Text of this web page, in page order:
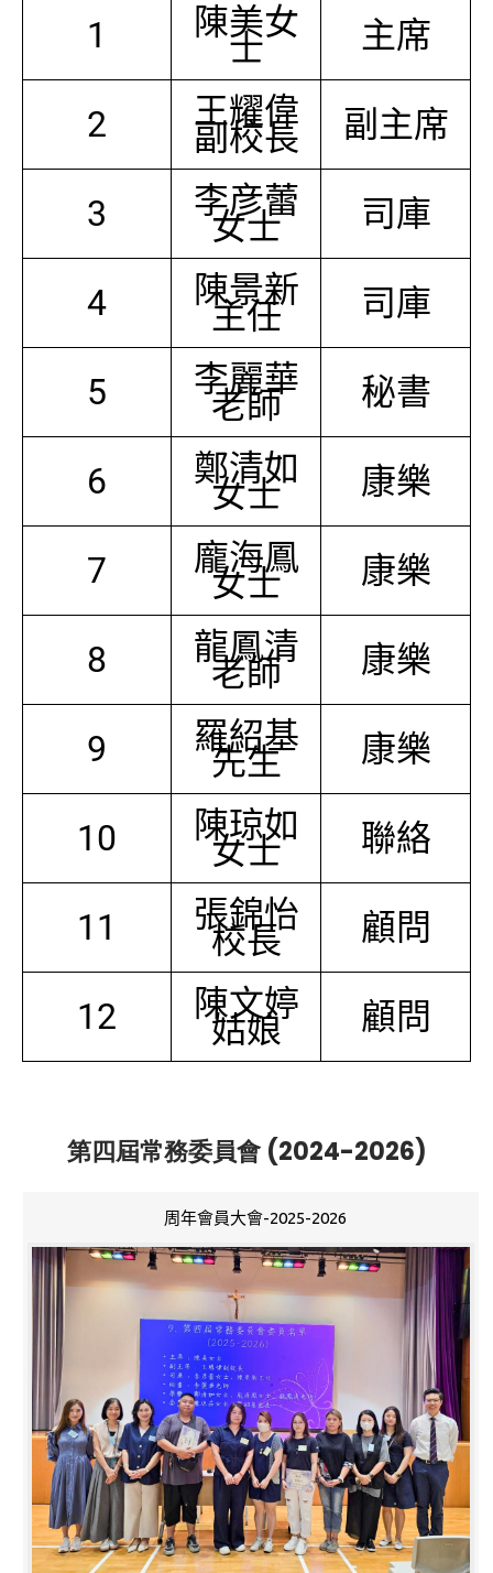
1
陳美女
士 主席
2 王耀偉
副校長 副主席
3 李彦蕾
女士 司庫
4 陳景新
主任 司庫
5 李麗華
老師 秘書
6 鄭清如
女士 康樂
7 龐海鳳
女士 康樂
8 龍鳳清
老師 康樂
9 羅紹基
先生 康樂
10 陳琼如
女士 聯絡
11 張錦怡
校長 顧問
12 陳文婷
姑娘 顧問
第四屆常務委員會 (2024-2026)
周年會員大會-2025-2026